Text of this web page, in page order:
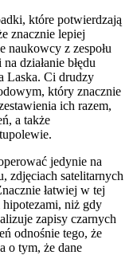
które potwierdzają
znacznie lepiej
naukowcy z zespołu
działanie błędu
Laska. Ci drudzy
który znacznie
ich razem,
a także
jedynie na
zdjęciach satelitarnych
łatwiej w tej
niż gdy
zapisy czarnych
odnośnie tego, że
o tym, że dane